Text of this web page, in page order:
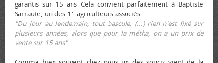
garantis sur 15 ans Cela convient parfaitement à Baptiste
Sarraute, un des 11 agriculteurs associés.
"Du jour au lendemain, tout bascule, (...) rien n'est fixé sur
plusieurs années, alors que pour la métha, on a un prix de
vente sur 15 ans".